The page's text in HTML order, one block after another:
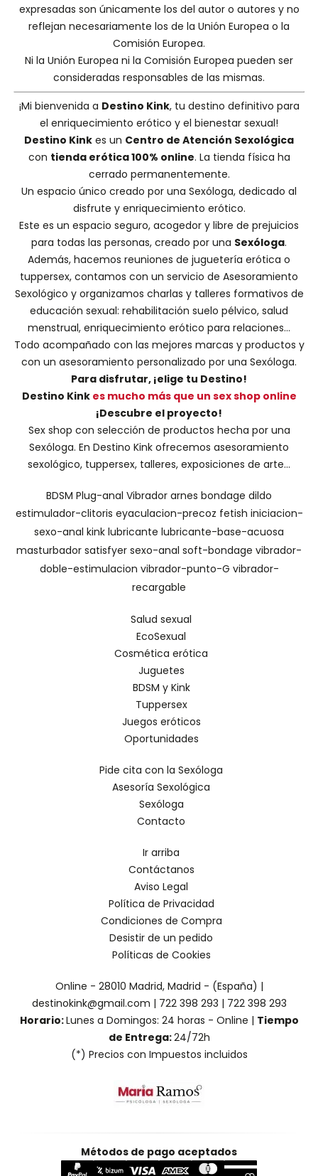
expresadas son únicamente los del autor o autores y no
reflejan necesariamente los de la Unión Europea o la
Comisión Europea.
Ni la Unión Europea ni la Comisión Europea pueden ser
consideradas responsables de las mismas.
¡Mi bienvenida a Destino Kink, tu destino definitivo para
el enriquecimiento erótico y el bienestar sexual!
Destino Kink es un Centro de Atención Sexológica
con tienda erótica 100% online. La tienda física ha
cerrado permanentemente.
Un espacio único creado por una Sexóloga, dedicado al
disfrute y enriquecimiento erótico.
Este es un espacio seguro, acogedor y libre de prejuicios
para todas las personas, creado por una Sexóloga.
Además, hacemos reuniones de juguetería erótica o
tuppersex, contamos con un servicio de Asesoramiento
Sexológico y organizamos charlas y talleres formativos de
educación sexual: rehabilitación suelo pélvico, salud
menstrual, enriquecimiento erótico para relaciones...
Todo acompañado con las mejores marcas y productos y
con un asesoramiento personalizado por una Sexóloga.
Para disfrutar, ¡elige tu Destino!
Destino Kink es mucho más que un sex shop online
¡Descubre el proyecto!
Sex shop con selección de productos hecha por una
Sexóloga. En Destino Kink ofrecemos asesoramiento
sexológico, tuppersex, talleres, exposiciones de arte...
BDSM Plug-anal Vibrador arnes bondage dildo
estimulador-clitoris eyaculacion-precoz fetish iniciacion-
sexo-anal kink lubricante lubricante-base-acuosa
masturbador satisfyer sexo-anal soft-bondage vibrador-
doble-estimulacion vibrador-punto-G vibrador-
recargable
Salud sexual
EcoSexual
Cosmética erótica
Juguetes
BDSM y Kink
Tuppersex
Juegos eróticos
Oportunidades
Pide cita con la Sexóloga
Asesoría Sexológica
Sexóloga
Contacto
Ir arriba
Contáctanos
Aviso Legal
Política de Privacidad
Condiciones de Compra
Desistir de un pedido
Políticas de Cookies
Online - 28010 Madrid, Madrid - (España) |
destinokink@gmail.com | 722 398 293 | 722 398 293
Horario:Lunes a Domingos: 24 horas - Online | Tiempo
de Entrega:24/72h
(*) Precios con Impuestos incluidos
Métodos de pago aceptados